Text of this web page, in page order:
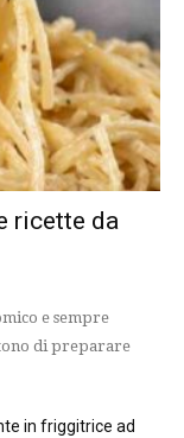
ricette da
e sempre
di preparare
in friggitrice ad